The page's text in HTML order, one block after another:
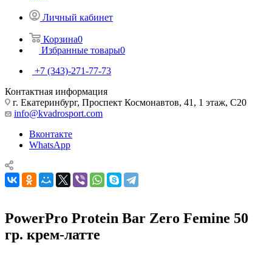
Личный кабинет
Корзина0
Избранные товары0
+7 (343)-271-77-73
Контактная информация
г. Екатеринбург, Проспект Космонавтов, 41, 1 этаж, С20
info@kvadrosport.com
Вконтакте
WhatsApp
PowerPro Protein Bar Zero Femine 50
гр. крем-латте